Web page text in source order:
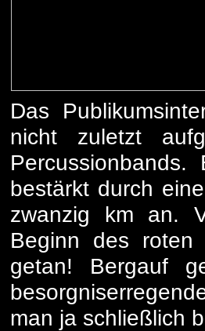
Das
nicht zuletzt
bestärkt durch
zwanzig km an.
Beginn des roten
getan! Bergauf
man ja schließlich